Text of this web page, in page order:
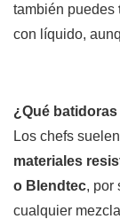
también puedes
con líquido,
¿Qué
Los chefs
materiales
o Blendtec, por
cualquier